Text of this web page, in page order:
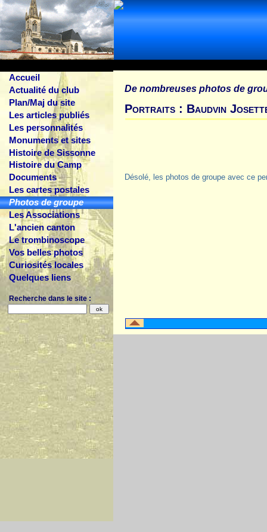
Accueil
Actualité du club
Plan/Maj du site
Les articles publiés
Les personnalités
Monuments et sites
Histoire de Sissonne
Histoire du Camp
Documents
Les cartes postales
Photos de groupe
Les Associations
L'ancien canton
Le trombinoscope
Vos belles photos
Curiosités locales
Quelques liens
Recherche dans le site :
De nombreuses photos de
Portraits : Baudvin
Désolé, les photos de groupe avec ce